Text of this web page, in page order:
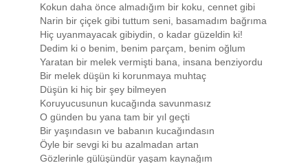
Kokun daha önce almadığım bir koku, cennet gibi
Narin bir çiçek gibi tuttum seni, basamadım bağrıma
Hiç uyanmayacak gibiydin, o kadar güzeldin ki!
Dedim ki o benim, benim parçam, benim oğlum
Yaratan bir melek vermişti bana, insana benziyordu
Bir melek düşün ki korunmaya muhtaç
Düşün ki hiç bir şey bilmeyen
Koruyucusunun kucağında savunmasız
O günden bu yana tam bir yıl geçti
Bir yaşındasın ve babanın kucağındasın
Öyle bir sevgi ki bu azalmadan artan
Gözlerinle gülüşündür yaşam kaynağım